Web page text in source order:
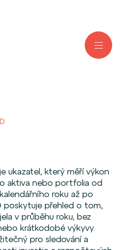
ukazatel, který měří výkon
aktiva nebo portfolia od
roku až po
poskytuje přehled o tom,
v průběhu roku, bez
krátkodobé výkyvy.
pro sledování a